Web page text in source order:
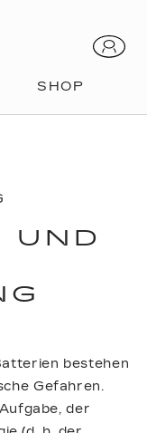
UND
bestehen
Gefahren.
der